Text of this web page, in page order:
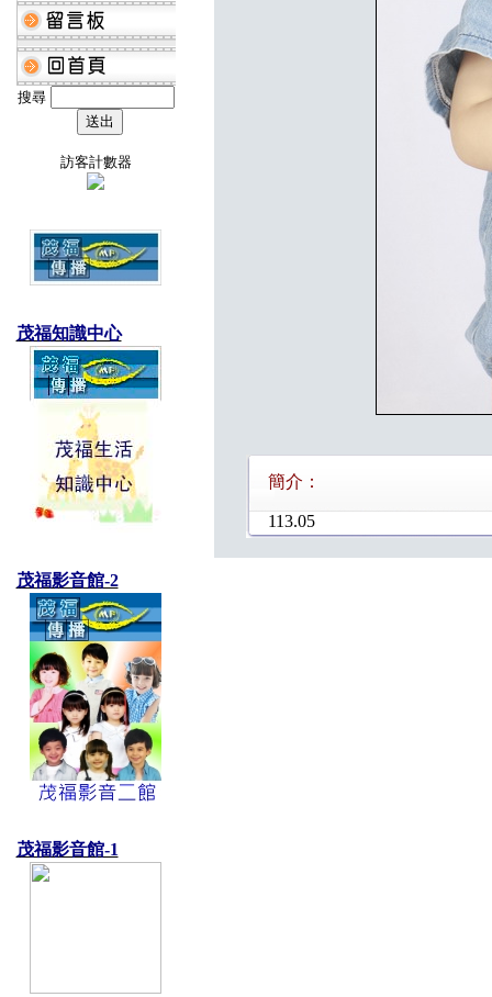
搜尋
訪客計數器
茂福知識中心
茂福影音館-2
茂福影音館-1
簡介：
113.05